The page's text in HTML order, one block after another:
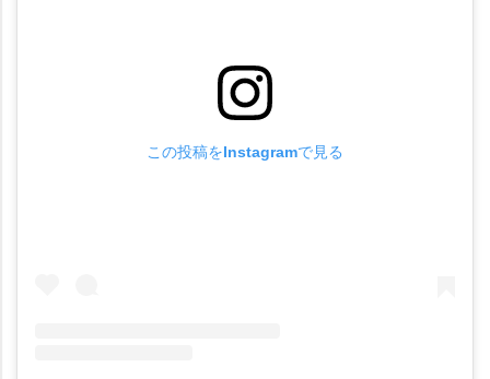
この投稿をInstagramで見る